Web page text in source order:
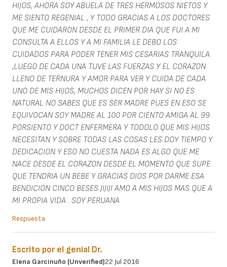
HIJOS, AHORA SOY ABUELA DE TRES HERMOSOS NIETOS Y
ME SIENTO REGENIAL , Y TODO GRACIAS A LOS DOCTORES
QUE ME CUIDARON DESDE EL PRIMER DIA QUE FUI A MI
CONSULTA A ELLOS Y A MI FAMILIA LE DEBO LOS
CUIDADOS PARA PODER TENER MIS CESARIAS TRANQUILA
,LUEGO DE CADA UNA TUVE LAS FUERZAS Y EL CORAZON
LLENO DE TERNURA Y AMOR PARA VER Y CUIDA DE CADA
UNO DE MIS HIJOS, MUCHOS DICEN POR HAY SI NO ES
NATURAL NO SABES QUE ES SER MADRE PUES EN ESO SE
EQUIVOCAN SOY MADRE AL 100 POR CIENTO AMIGA AL 99
PORSIENTO Y DOCT ENFERMERA Y TODOLO QUE MIS HIJOS
NECESITAN Y SOBRE TODAS LAS COSAS LES DOY TIEMPO Y
DEDICACION Y ESO NO CUESTA NADA ES ALGO QUE ME
NACE DESDE EL CORAZON DESDE EL MOMENTO QUE SUPE
QUE TENDRIA UN BEBE Y GRACIAS DIOS POR DARME ESA
BENDICION CINCO BESES JIJIJI AMO A MIS HIJOS MAS QUE A
MI PROPIA VIDA . SOY PERUANA
Respuesta
Escrito por el genial Dr.
Elena Garcinuño (unverified)22 Jul 2016